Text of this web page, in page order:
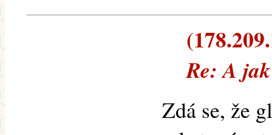
Re: A
Zdá se, že